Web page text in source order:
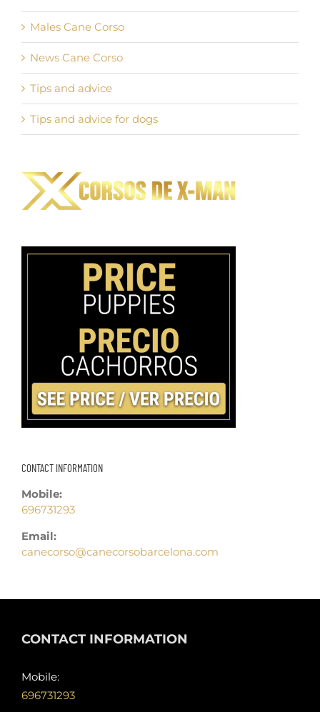
Males Cane Corso
News Cane Corso
Tips and advice
Tips and advice for dogs
CONTACT INFORMATION
Mobile:
696731293
Email:
canecorso@canecorsobarcelona.com
CONTACT INFORMATION
Mobile:
696731293